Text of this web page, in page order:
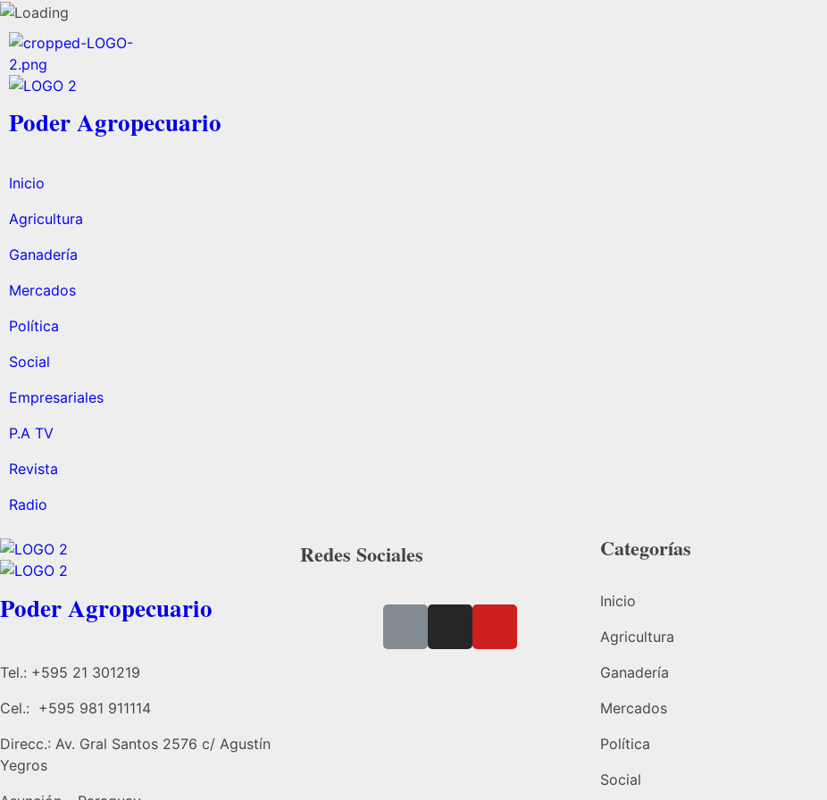
Poder Agropecuario
Inicio
Agricultura
Ganadería
Mercados
Política
Social
Empresariales
P.A TV
Revista
Radio
Poder Agropecuario
Tel.: +595 21 301219
Cel.: +595 981 911114
Direcc.: Av. Gral Santos 2576 c/ Agustín
Yegros
Redes Sociales Categorías
Inicio
Agricultura
Ganadería
Mercados
Política
Social